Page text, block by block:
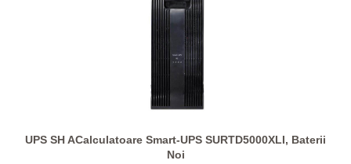
UPS SH ACalculatoare Smart-UPS SURTD5000XLI, Baterii
Noi